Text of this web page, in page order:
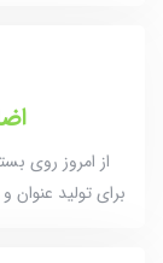
از امروز روی
برای تولید